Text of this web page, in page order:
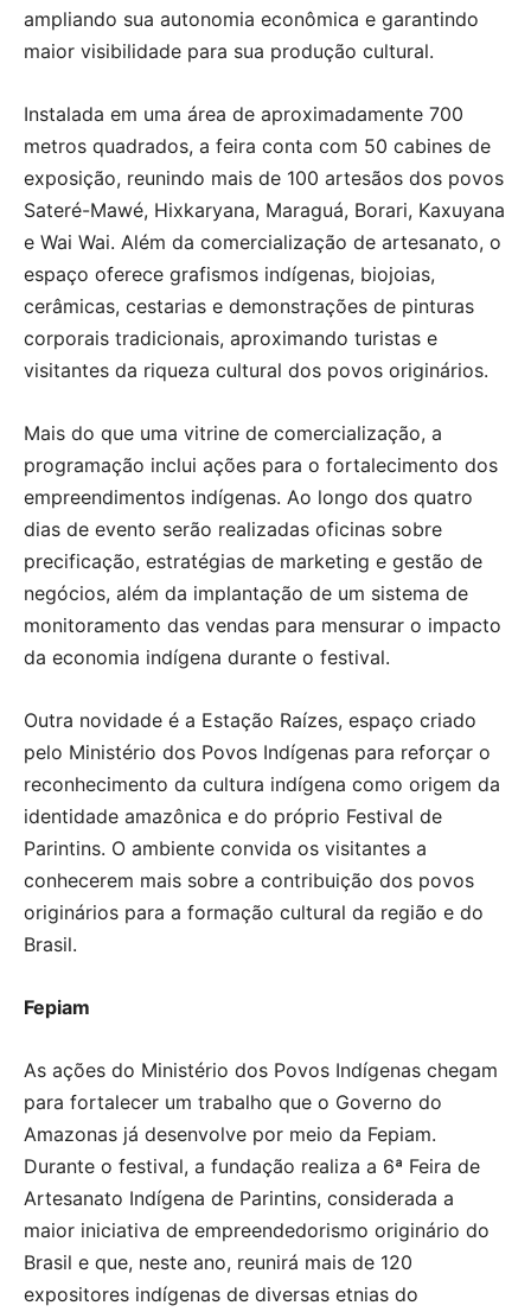
ampliando sua autonomia econômica e garantindo
maior visibilidade para sua produção cultural.
Instalada em uma área de aproximadamente 700
metros quadrados, a feira conta com 50 cabines de
exposição, reunindo mais de 100 artesãos dos povos
Sateré-Mawé, Hixkaryana, Maraguá, Borari, Kaxuyana
e Wai Wai. Além da comercialização de artesanato, o
espaço oferece grafismos indígenas, biojoias,
cerâmicas, cestarias e demonstrações de pinturas
corporais tradicionais, aproximando turistas e
visitantes da riqueza cultural dos povos originários.
Mais do que uma vitrine de comercialização, a
programação inclui ações para o fortalecimento dos
empreendimentos indígenas. Ao longo dos quatro
dias de evento serão realizadas oficinas sobre
precificação, estratégias de marketing e gestão de
negócios, além da implantação de um sistema de
monitoramento das vendas para mensurar o impacto
da economia indígena durante o festival.
Outra novidade é a Estação Raízes, espaço criado
pelo Ministério dos Povos Indígenas para reforçar o
reconhecimento da cultura indígena como origem da
identidade amazônica e do próprio Festival de
Parintins. O ambiente convida os visitantes a
conhecerem mais sobre a contribuição dos povos
originários para a formação cultural da região e do
Brasil.
Fepiam
As ações do Ministério dos Povos Indígenas chegam
para fortalecer um trabalho que o Governo do
Amazonas já desenvolve por meio da Fepiam.
Durante o festival, a fundação realiza a 6ª Feira de
Artesanato Indígena de Parintins, considerada a
maior iniciativa de empreendedorismo originário do
Brasil e que, neste ano, reunirá mais de 120
expositores indígenas de diversas etnias do